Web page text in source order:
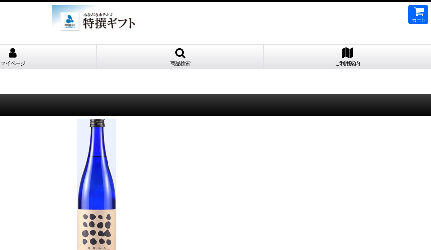
カート
マイページ 商品検索 ご利用案内